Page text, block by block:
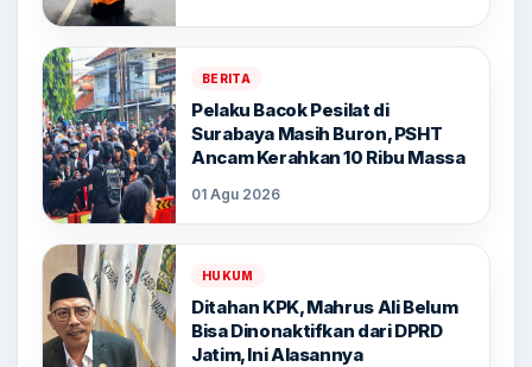
BERITA
Pelaku Bacok Pesilat di
Surabaya Masih Buron, PSHT
Ancam Kerahkan 10 Ribu Massa
01 Agu 2026
HUKUM
Ditahan KPK, Mahrus Ali Belum
Bisa Dinonaktifkan dari DPRD
Jatim, Ini Alasannya